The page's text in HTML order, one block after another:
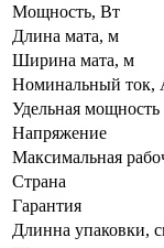
Мощность, Вт
Длина мата, м
Ширина мата, м
Номинальный ток,
Удельная мощность
Напряжение
Максимальная
Страна
Гарантия
Длинна упаковки,